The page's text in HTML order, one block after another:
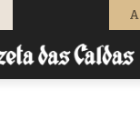
2012 596